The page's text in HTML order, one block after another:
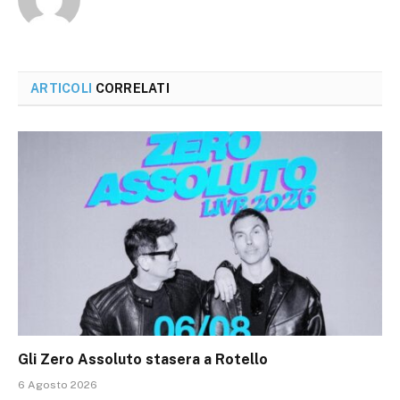
ARTICOLI CORRELATI
Gli Zero Assoluto stasera a Rotello
6 Agosto 2026